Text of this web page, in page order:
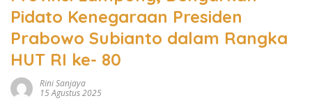
Pidato Kenegaraan Presiden
Prabowo Subianto dalam Rangka
HUT RI ke- 80
Rini Sanjaya
15 Agustus 2025